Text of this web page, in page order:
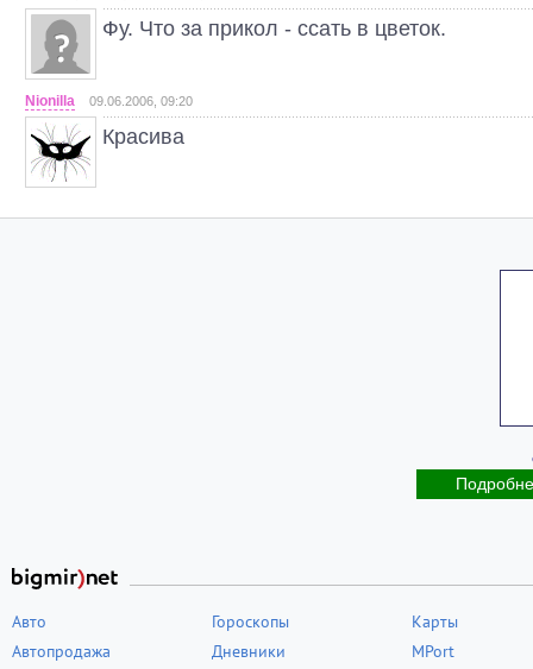
Фу. Что за прикол - ссать в цветок.
Nionilla 09.06.2006, 09:20
Красива
Авто
Автопродажа
Гороскопы
Дневники
Карты
MPort